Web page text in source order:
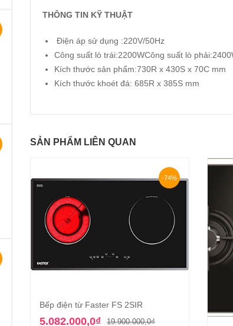
THÔNG TIN KỸ THUẬT
Điện áp sử dụng :220V/50Hz
Công suất lò trái:2200WCông suất lò
Kích thước sản phẩm:730R x 430S x 70C mm
Kích thước khoét đá: 685R x 385S mm
SẢN PHẨM LIÊN QUAN
-74%
Thêm vào giỏ hàng
Bếp điện từ Faster FS 2SIR
19.900.000,0₫Giá
5.082.000,0₫
Giá